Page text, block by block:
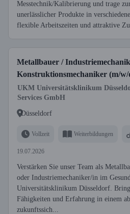
Messtechnik/Kalibrierung und trage
unerlässlicher Produkte in
flexible Arbeitszeiten und attraktive
Metallbauer /
Konstruktionsmechaniker (m/w/
UKM Universitätsklinikum
Services GmbH
Düsseldorf
Vollzeit Weiterbildungen
19.07.2026
Verstärken Sie unser Team als
oder Industriemechaniker/in im
Universitätsklinikum Düsseldorf.
Fähigkeiten und Erfahrung in einem
zukunftssich...